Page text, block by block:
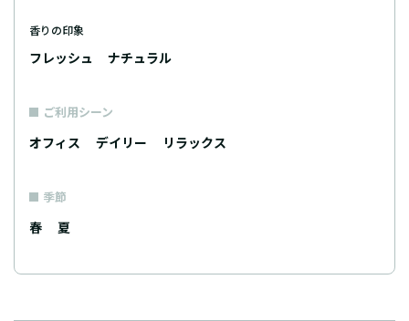
香りの印象
フレッシュ ナチュラル
ご利用シーン
オフィス デイリー リラックス
季節
春 夏